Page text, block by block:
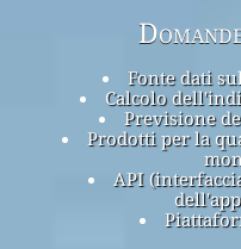
Fonte dati
Calcolo
Previsione
Prodotti per la
API